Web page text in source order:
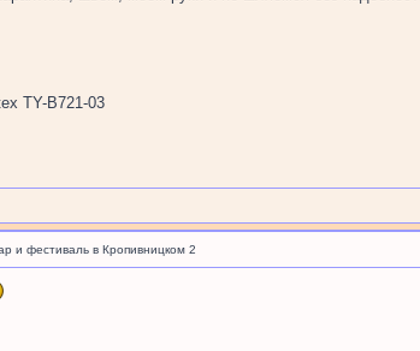
TY-B721-03
и фестиваль в Кропивницком 2